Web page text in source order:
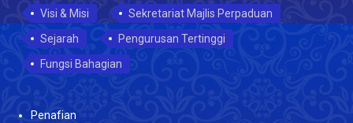
Visi & Misi
Sekretariat Majlis Perpaduan
Sejarah
Pengurusan Tertinggi
Fungsi Bahagian
Penafian